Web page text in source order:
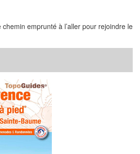
emprunté à l’aller pour rejoindre le